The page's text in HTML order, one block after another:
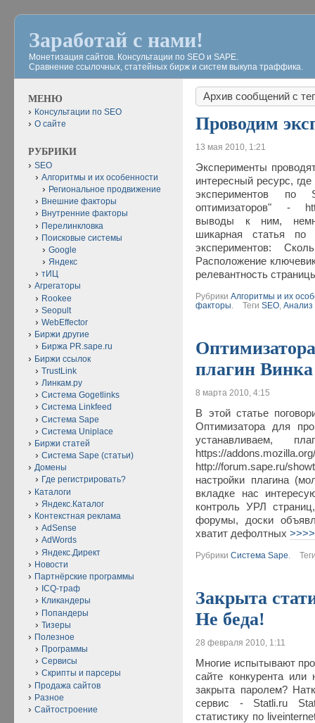
Заработай с нами!
Монетизация сайтов. Консультации по SEO и SAPE.
Сравнение ссылочных, статейных бирж и систем выкупа траффика.
Архив сообщений с
Проводим
13 мая 2010, 1:21
Эксперименты
интересный ресурс,
экспериментов по
оптимизаторов" -
выводы к ним,
шикарная статья по
экспериментов:
Расположение
релевантность
РубрикиАлгоритмы и их
факторы
ТегиSEO ,Анализ
плагин Винка
8 марта 2010, 4:15
В этой статье
Оптимизатора для
устанавливаем,
https://
http://forum.sape.ru/
настройки плагина
вкладке нас
контроль УРЛ
форумы, доски
хватит дефолтных
РубрикиСистема Sape
Закрыта
Не беда!
28 февраля 2010, 1:11
Многие испытывают
сайте конкурента
закрыта паролем?
сервис - Statli.ru
статистику по
МЕНЮ
Консультации по SEO
О сайте
РУБРИКИ
SEO
Алгоритмы и их особенности
Региональное продвижение
Внешние факторы
Внутренние факторы
Перелинкловка
Поисковые системы
Google
Яндекс
тИЦ
Агрегаторы
Rookee
Seopult
WebEffector
Биржи другие
Биржа PR.sape.ru
Биржи ссылок
TrustLink
Линкам.ру
Система Gogetlinks
Система Linkfeed
Система Sape
Система Uniplace
Биржи статей
Система Sape (статьи)
Домены
Где регистрировать?
Каталоги
Яндекс.Каталог
Контекстная реклама
AdSense
AdWords
Яндекс.Директ
Новости
Партнёрские программы
ICQ-траф
Кликандеры
Попандеры
Тизеры
Полезное
Программы
Сервисы
Скрипты и парсеры
Продажа сайтов
Разное
Сайтостроение